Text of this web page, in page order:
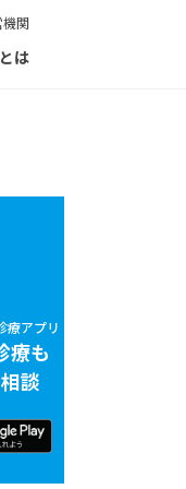
機関
は
療アプリ
療も
談